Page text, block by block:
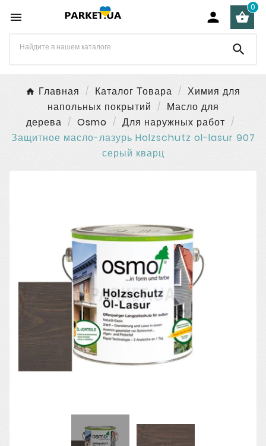
  
0

Главная Каталог Товара
Химия для
напольных покрытий
Масло для
дерева
Osmo
Для наружных работ
Защитное масло-лазурь Holzschutz ol-lasur 907
серый кварц